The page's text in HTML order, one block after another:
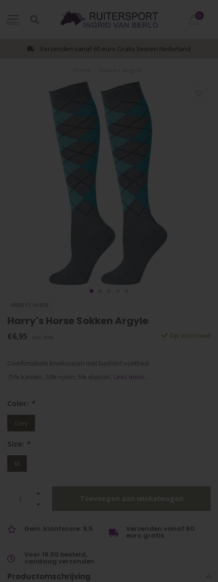
0
Verzenden vanaf 60 euro Gratis binnen Nederland
HARRY'S HORSE
Harry's Horse Sokken Argyle
€6,95 Incl. btw Op voorraad
Comfortabele kniekousen met badstof voetbed.
75% katoen, 20% nylon, 5% elastan. Lees meer..
Color: *
Grey
Size: *
M
Gem. klantscore: 9,5 Verzenden vanaf 60
euro gratis
Voor 16:00 besteld,
vandaag verzonden
Productomschrijving